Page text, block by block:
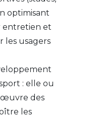
optimisant
entretien et
les usagers
: elle ou
des
les